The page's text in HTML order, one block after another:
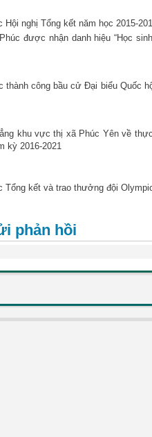
nghị Tổng kết năm học 2015-
được nhận danh hiệu “Học
công bầu cử Đại biểu Quốc
khu vực thị xã Phúc Yên về
kỳ 2016-2021
kết và trao thưởng đội
phản hồi